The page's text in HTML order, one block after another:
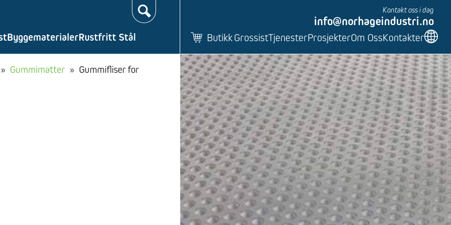
Søk…
ByggematerialerRustfritt Stål ButikkGrossistTjenesterProsjekterOm OssKontakter
Kontakt oss i dag
info@norhageindustri.no
» Gummimatter » Gummifliser for